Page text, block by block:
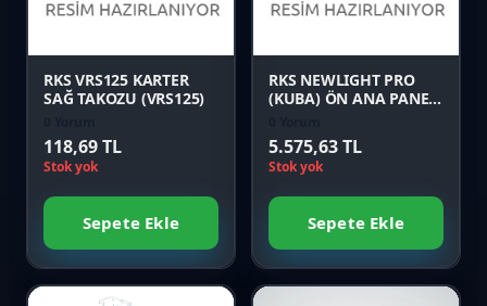
RKS VRS125 KARTER
SAĞ TAKOZU (VRS125)
118,69 TL
Stok yok
Sepete Ekle
RKS NEWLIGHT PRO
(KUBA) ÖN ANA PANEL
5.575,63 TL
Stok yok
Sepete Ekle
Favori Favori